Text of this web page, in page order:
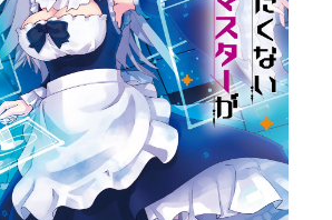
ガルド コミッククリエ
ューレ コミックパルフェ